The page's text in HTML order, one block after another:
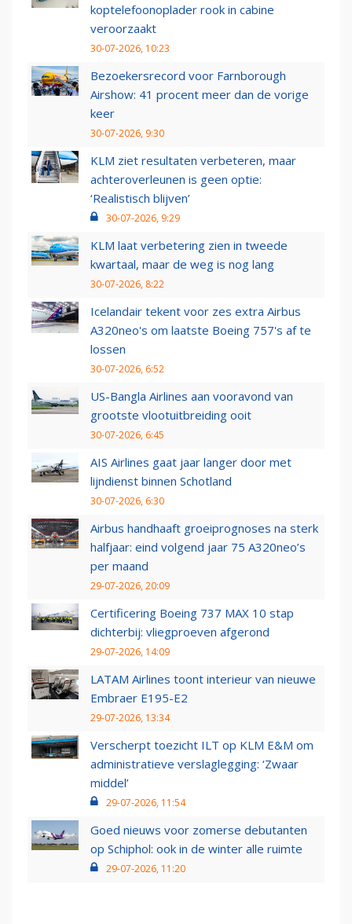
koptelefoonoplader rook in cabine
veroorzaakt
30-07-2026, 10:23
Bezoekersrecord voor Farnborough
Airshow: 41 procent meer dan de vorige
keer
30-07-2026, 9:30
KLM ziet resultaten verbeteren, maar
achteroverleunen is geen optie:
‘Realistisch blijven’
30-07-2026, 9:29
KLM laat verbetering zien in tweede
kwartaal, maar de weg is nog lang
30-07-2026, 8:22
Icelandair tekent voor zes extra Airbus
A320neo's om laatste Boeing 757's af te
lossen
30-07-2026, 6:52
US-Bangla Airlines aan vooravond van
grootste vlootuitbreiding ooit
30-07-2026, 6:45
AIS Airlines gaat jaar langer door met
lijndienst binnen Schotland
30-07-2026, 6:30
Airbus handhaaft groeiprognoses na sterk
halfjaar: eind volgend jaar 75 A320neo’s
per maand
29-07-2026, 20:09
Certificering Boeing 737 MAX 10 stap
dichterbij: vliegproeven afgerond
29-07-2026, 14:09
LATAM Airlines toont interieur van nieuwe
Embraer E195-E2
29-07-2026, 13:34
Verscherpt toezicht ILT op KLM E&M om
administratieve verslaglegging: ‘Zwaar
middel’
29-07-2026, 11:54
Goed nieuws voor zomerse debutanten
op Schiphol: ook in de winter alle ruimte
29-07-2026, 11:20